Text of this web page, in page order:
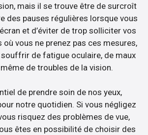
mais il se trouve être de surcroît
des pauses régulières lorsque vous
et d’éviter de trop solliciter vos
où vous ne prenez pas ces mesures,
de fatigue oculaire, de maux
de troubles de la vision.
de prendre soin de nos yeux,
notre quotidien. Si vous négligez
risquez des problèmes de vue,
êtes en possibilité de choisir des